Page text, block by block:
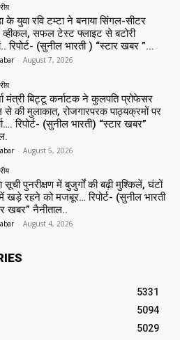
के युवा रवि टम्टा ने बनाया सिंगल-सीटर
व्हीकल, सफल टेस्ट फ्लाइट से बटोरी
रिपोर्ट- (सुनील भारती ) “स्टार खबर ”...
- August 7, 2026
मंत्री बिट्टू कर्नाटक ने कुलपति प्रोफेसर
से की मुलाकात, रोजगारपरक पाठ्यक्रमों पर
रिपोर्ट- (सुनील भारती) “स्टार खबर”
- August 5, 2026
सूची पुनरीक्षण में बुजुर्गों की बढ़ी मुश्किलें, घंटों
खड़े रहने को मजबूर… रिपोर्ट- (सुनील भारती
खबर” नैनीताल..
- August 4, 2026
5331
5094
5029